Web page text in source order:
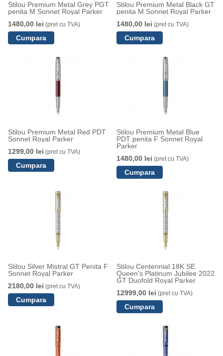
Stilou Premium Metal Grey PGT
penita M Sonnet Royal Parker
1480,00 lei (pret cu TVA)
Stilou Premium Metal Black GT
penita M Sonnet Royal Parker
1480,00 lei (pret cu TVA)
Stilou Premium Metal Red PDT
Sonnet Royal Parker
1299,00 lei (pret cu TVA)
Stilou Premium Metal Blue
PDT penita F Sonnet Royal
Parker
1480,00 lei (pret cu TVA)
Stilou Silver Mistral GT Penita F
Sonnet Royal Parker
2180,00 lei (pret cu TVA)
Stilou Centennial 18K SE
Queen's Platinum Jubilee 2022
GT Duofold Royal Parker
12999,00 lei (pret cu TVA)